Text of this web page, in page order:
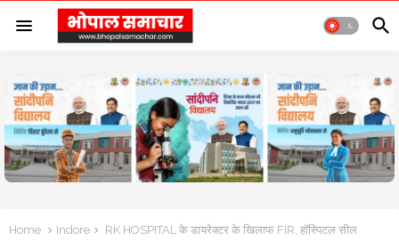
Home Indore RK HOSPITAL के डायरेक्टर के खिलाफ FIR, हॉस्पिटल सील